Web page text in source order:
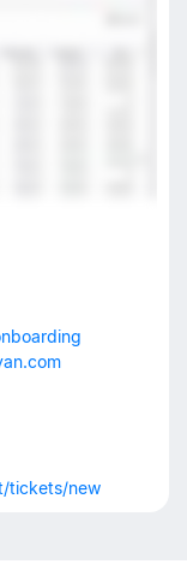
tickets/new